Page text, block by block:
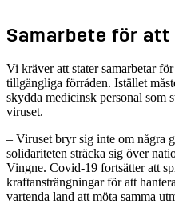
Samarbete för att
Vi kräver att stater samarbetar
tillgängliga förråden. Istället
skydda medicinsk personal som
viruset.
– Viruset bryr sig inte om några
solidariteten sträcka sig över
Vingne. Covid-19 fortsätter att
kraftansträngningar för att
vartenda land att möta samma